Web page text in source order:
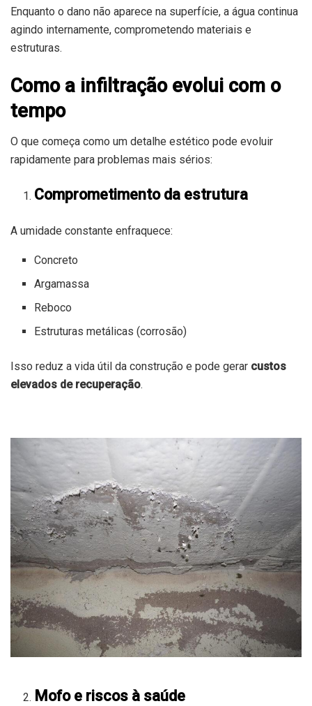
Enquanto o dano não aparece na superfície, a água continua
agindo internamente, comprometendo materiais e
estruturas.
Como a infiltração evolui com o
tempo
O que começa como um detalhe estético pode evoluir
rapidamente para problemas mais sérios:
Comprometimento da estrutura
A umidade constante enfraquece:
Concreto
Argamassa
Reboco
Estruturas metálicas (corrosão)
Isso reduz a vida útil da construção e pode gerar custos
elevados de recuperação.
Mofo e riscos à saúde